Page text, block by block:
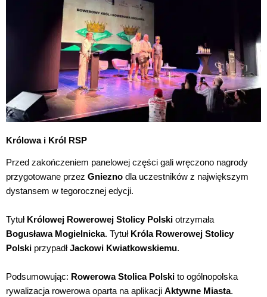
Królowa i Król RSP
Przed zakończeniem panelowej części gali wręczono nagrody
przygotowane przez Gniezno dla uczestników z największym
dystansem w tegorocznej edycji.
Tytuł Królowej Rowerowej Stolicy Polski otrzymała
Bogusława Mogielnicka. Tytuł Króla Rowerowej Stolicy
Polski przypadłJackowi Kwiatkowskiemu.
Podsumowując: Rowerowa Stolica Polski to ogólnopolska
rywalizacja rowerowa oparta na aplikacji Aktywne Miasta.